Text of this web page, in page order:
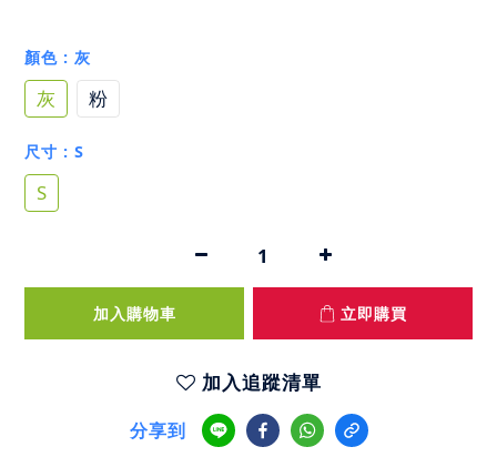
顏色 : 灰
灰 粉
尺寸 : S
S
加入購物車 立即購買
加入追蹤清單
分享到